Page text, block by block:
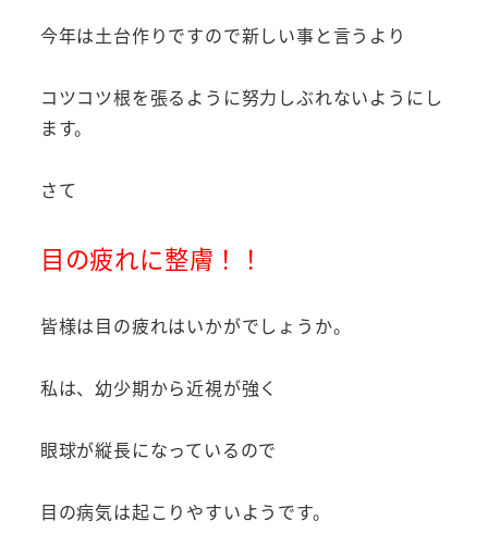
今年は土台作りですので新しい事と言うより
コツコツ根を張るように努力しぶれないようにし
ます。
さて
目の疲れに整膚！！
皆様は目の疲れはいかがでしょうか。
私は、幼少期から近視が強く
眼球が縦長になっているので
目の病気は起こりやすいようです。